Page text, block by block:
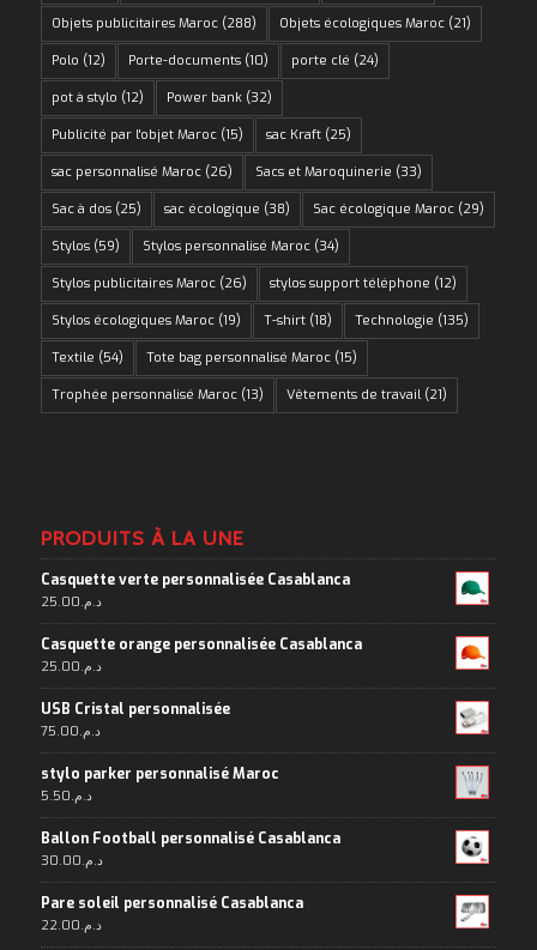
Objets publicitaires Maroc(288) Objets écologiques Maroc(21)
Polo (12) Porte-documents(10) porte clé (24)
pot à stylo (12) Power bank(32)
Publicité par l'objet Maroc(15) sac Kraft(25)
sac personnalisé Maroc(26) Sacs et Maroquinerie (33)
Sac à dos(25) sac écologique (38) Sac écologique Maroc(29)
Stylos(59) Stylos personnalisé Maroc(34)
Stylos publicitaires Maroc(26) stylos support téléphone (12)
Stylos écologiques Maroc(19) T-shirt(18) Technologie (135)
Textile (54) Tote bag personnalisé Maroc(15)
Trophée personnalisé Maroc(13) Vêtements de travail(21)
PRODUITS À LA UNE
Casquette verte personnalisée Casablanca
د.م.25.00
Casquette orange personnalisée Casablanca
د.م.25.00
USB Cristal personnalisée
د.م.75.00
stylo parker personnalisé Maroc
د.م.5.50
Ballon Football personnalisé Casablanca
د.م.30.00
Pare soleil personnalisé Casablanca
د.م.22.00